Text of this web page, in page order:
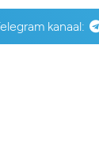
kanaal: